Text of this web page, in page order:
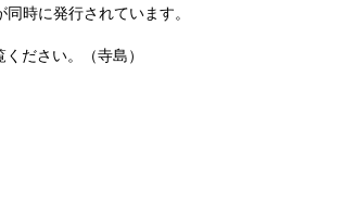
時に発行されています。
ださい。（寺島）